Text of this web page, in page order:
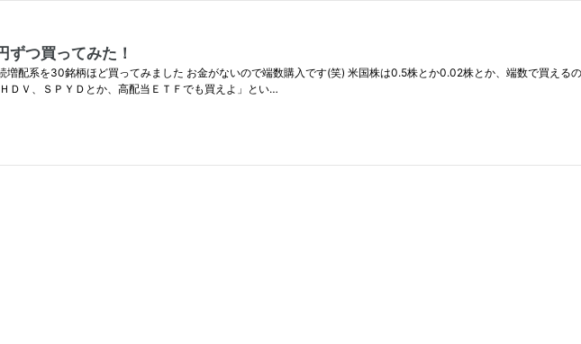
つ買ってみた！
増配系を30銘柄ほど買ってみました お金がないので端数購入です(笑) 米国株は0.5株とか0.02株とか、端数で買える
ＤＶ、ＳＰＹＤとか、高配当ＥＴＦでも買えよ」とい…